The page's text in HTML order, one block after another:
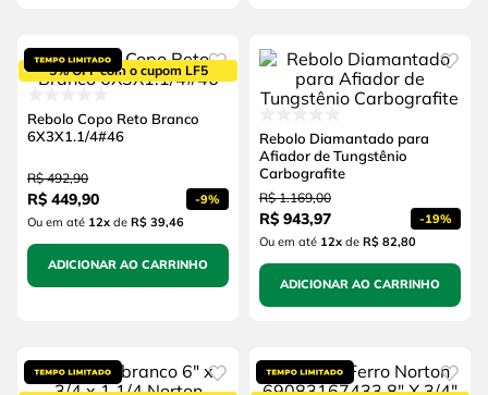
5% OFF com o cupom LF5
Rebolo Copo Reto Branco
6X3X1.1/4#46
R$ 492,90
R$ 449,90 -9%
Ou em até 12xde R$ 39,46
ADICIONAR AO CARRINHO
Rebolo Diamantado para
Afiador de Tungstênio
Carbografite
R$ 1.169,00
R$ 943,97 -19%
Ou em até 12xde R$ 82,80
ADICIONAR AO CARRINHO